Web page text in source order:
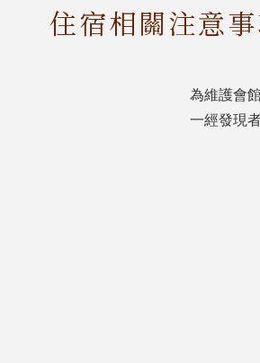
住宿相關注意
為維護會
一經發現